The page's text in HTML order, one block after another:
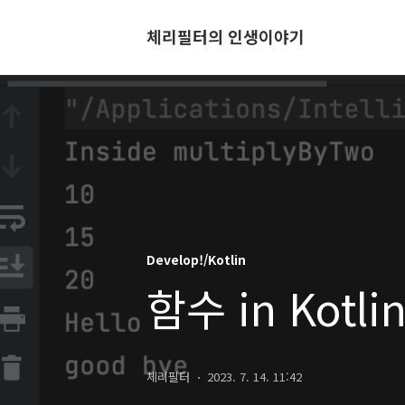
체리필터의 인생이야기
Develop!/Kotlin
함수 in
체리필터 2023. 7. 14. 11:42